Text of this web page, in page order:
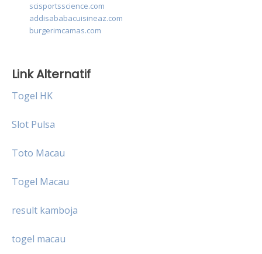
scisportsscience.com
addisababacuisineaz.com
burgerimcamas.com
Link Alternatif
Togel HK
Slot Pulsa
Toto Macau
Togel Macau
result kamboja
togel macau